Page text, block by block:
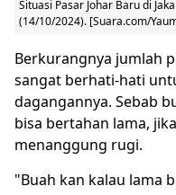
Situasi Pasar Johar Baru di
(14/10/2024). [Suara.com/
Berkurangnya jumlah
sangat berhati-hati
dagangannya. Sebab
bisa bertahan lama,
menanggung rugi.
"Buah kan kalau lama